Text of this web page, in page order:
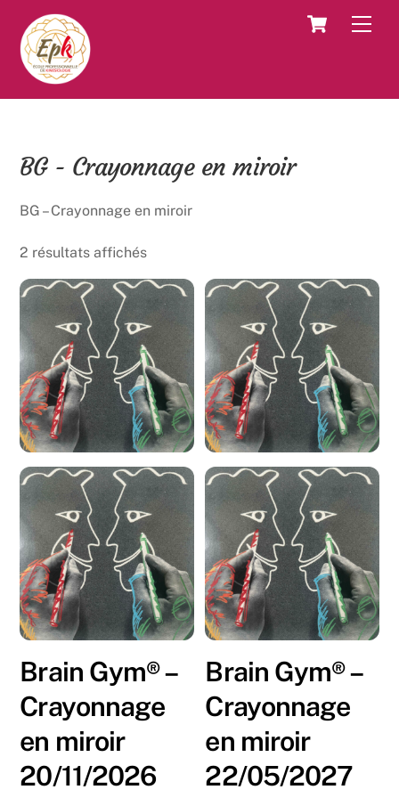
content
Cart
BG - Crayonnage en miroir
BG – Crayonnage en miroir
2 résultats affichés
Brain Gym® –
Crayonnage
en miroir
20/11/2026
Brain Gym® –
Crayonnage
en miroir
22/05/2027